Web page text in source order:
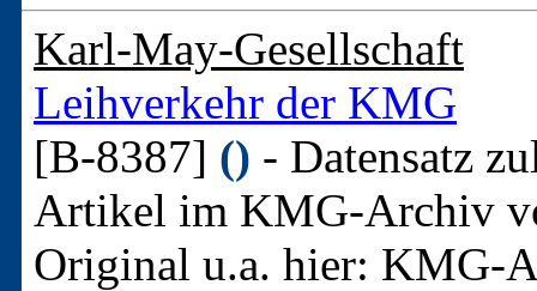
Karl-May-Gesellschaft
Leihverkehr der KMG
[B-8387] () - Datensatz
Artikel im KMG-Archiv
Original u.a. hier: KMG-